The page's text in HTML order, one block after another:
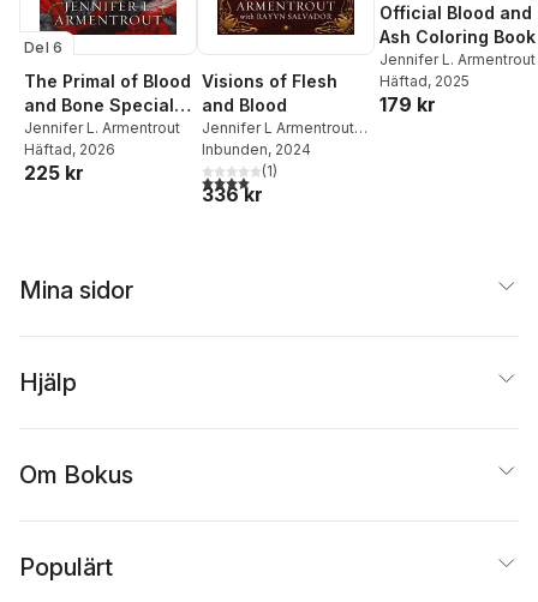
Del 6
The Primal of Blood
and Bone Special
Edition: A Blood and
Ash Novel
Jennifer L. Armentrout
Häftad, 2026
225 kr
Visions of Flesh
and Blood
Jennifer L Armentrout,
Rayvn Salvador
Inbunden, 2024
4,0utav 5 stjärnor. Totalt antal röster:
(1)
336 kr
Official Blood and
Ash Coloring Book
Jennifer L. Armentrout
Häftad, 2025
179 kr
Mina sidor
Hjälp
Om Bokus
Populärt